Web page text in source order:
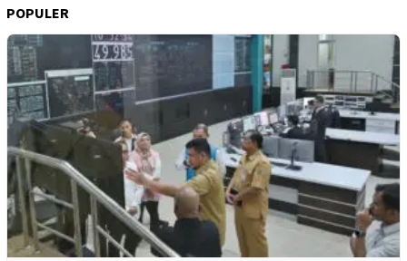
POPULER